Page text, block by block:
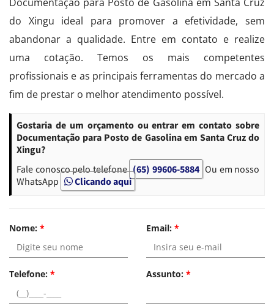
do Xingu ideal para promover a efetividade, sem
abandonar a qualidade. Entre em contato e realize
uma cotação. Temos os mais competentes
profissionais e as principais ferramentas do mercado a
fim de prestar o melhor atendimento possível.
Gostaria de um orçamento ou entrar em contato sobre
Documentação para Posto de Gasolina em Santa Cruz do
Xingu?
Fale conosco pelo telefone (65) 99606-5884 Ou em nosso
WhatsApp
Clicando aqui
Nome: * Email: *
Telefone: * Assunto: *